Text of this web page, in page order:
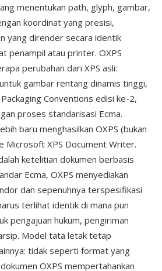
menentukan path, glyph, gambar,
koordinat yang presisi,
yang dirender secara identik
penampil atau printer. OXPS
perubahan dari XPS asli:
gambar rentang dinamis tinggi,
Conventions edisi ke-2,
proses standarisasi Ecma.
baru menghasilkan OXPS (bukan
Microsoft XPS Document Writer.
ketelitian dokumen berbasis
Ecma, OXPS menyediakan
dan sepenuhnya terspesifikasi
terlihat identik di mana pun
pengajuan hukum, pengiriman
Model tata letak tetap
tidak seperti format yang
OXPS mempertahankan